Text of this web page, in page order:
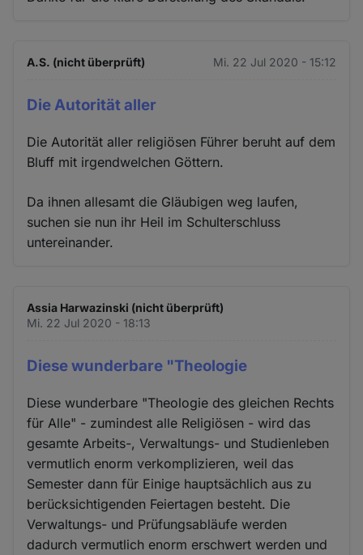
A.S. (nicht überprüft) Mi. 22 Jul 2020 - 15:12
Die Autorität aller
Die Autorität aller religiösen Führer beruht auf dem
Bluff mit irgendwelchen Göttern.
Da ihnen allesamt die Gläubigen weg laufen,
suchen sie nun ihr Heil im Schulterschluss
untereinander.
Assia Harwazinski (nicht überprüft)
Mi. 22 Jul 2020 - 18:13
Diese wunderbare "Theologie
Diese wunderbare "Theologie des gleichen Rechts
für Alle" - zumindest alle Religiösen - wird das
gesamte Arbeits-, Verwaltungs- und Studienleben
vermutlich enorm verkomplizieren, weil das
Semester dann für Einige hauptsächlich aus zu
berücksichtigenden Feiertagen besteht. Die
Verwaltungs- und Prüfungsabläufe werden
dadurch vermutlich enorm erschwert werden und